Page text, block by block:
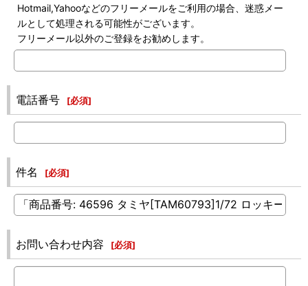
Hotmail,Yahooなどのフリーメールをご利用の場合、迷惑メー
ルとして処理される可能性がございます。
フリーメール以外のご登録をお勧めします。
電話番号 [必須]
件名 [必須]
お問い合わせ内容 [必須]